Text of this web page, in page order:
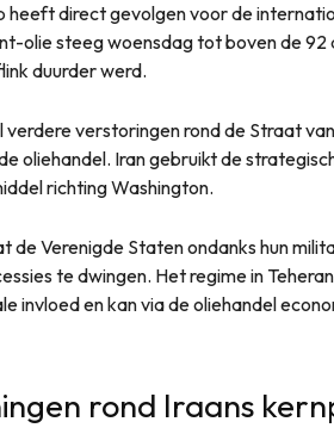
heeft direct gevolgen voor de
olie steeg woensdag tot boven de
duurder werd.
verstoringen rond de Straat
oliehandel. Iran gebruikt de
richting Washington.
de Verenigde Staten ondanks hun
te dwingen. Het regime in
invloed en kan via de oliehandel
rond Iraans